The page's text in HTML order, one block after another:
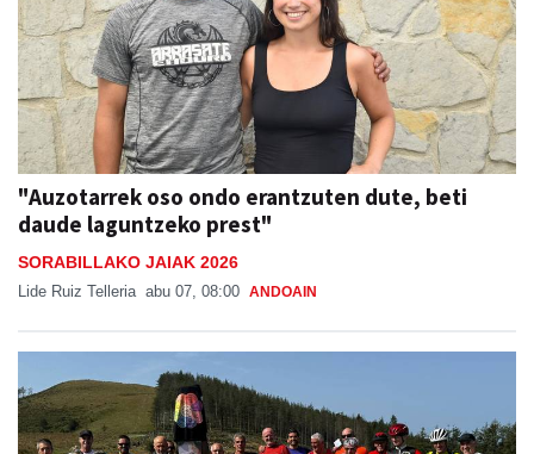
"Auzotarrek oso ondo erantzuten dute, beti
daude laguntzeko prest"
SORABILLAKO JAIAK 2026
Lide Ruiz Telleria abu 07, 08:00 ANDOAIN